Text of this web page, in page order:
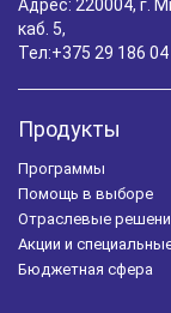
Адрес: 220004, г.
каб. 5,
Тел:+375 29 186 04
Продукты
Программы
Помощь в выборе
Отраслевые
Акции и
Бюджетная сфера